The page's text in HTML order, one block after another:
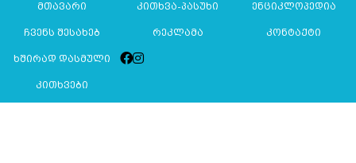
მთავარი კითხვა-პასუხი ენციკლოპედია
ჩვენს შესახებ რეკლამა კონტაქტი
ხშირად დასმული
კითხვები